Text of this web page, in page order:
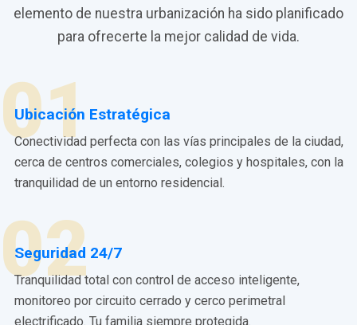
elemento de nuestra urbanización ha sido planificado
para ofrecerte la mejor calidad de vida.
01
Ubicación Estratégica
Conectividad perfecta con las vías principales de la ciudad,
cerca de centros comerciales, colegios y hospitales, con la
tranquilidad de un entorno residencial.
02
Seguridad 24/7
Tranquilidad total con control de acceso inteligente,
monitoreo por circuito cerrado y cerco perimetral
electrificado. Tu familia siempre protegida.